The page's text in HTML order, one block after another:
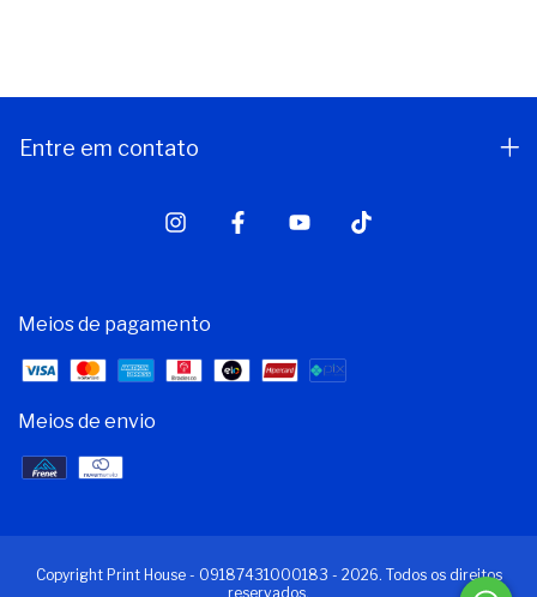
Entre em contato
Meios de pagamento
Meios de envio
Copyright Print House - 09187431000183 - 2026. Todos os direitos
reservados.